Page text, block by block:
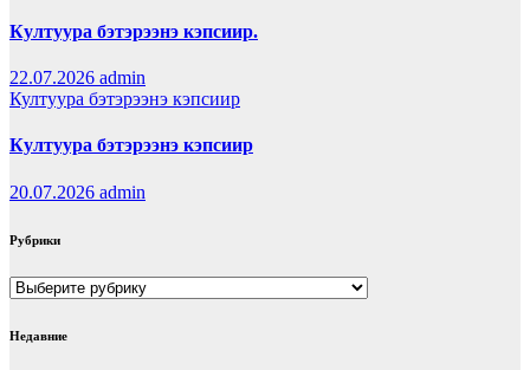
Култуура бэтэрээнэ кэпсиир.
22.07.2026 admin
Култуура бэтэрээнэ кэпсиир
Култуура бэтэрээнэ кэпсиир
20.07.2026 admin
Рубрики
Рубрики
Недавние